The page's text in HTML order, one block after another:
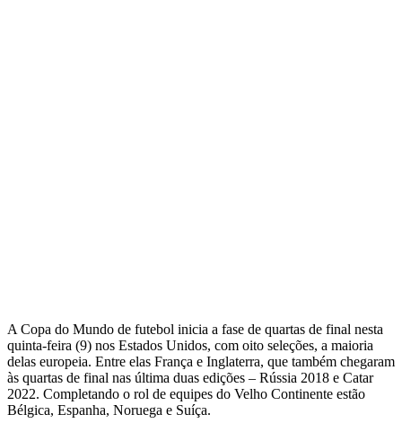
A Copa do Mundo de futebol inicia a fase de quartas de final nesta
quinta-feira (9) nos Estados Unidos, com oito seleções, a maioria
delas europeia. Entre elas França e Inglaterra, que também chegaram
às quartas de final nas última duas edições – Rússia 2018 e Catar
2022. Completando o rol de equipes do Velho Continente estão
Bélgica, Espanha, Noruega e Suíça.